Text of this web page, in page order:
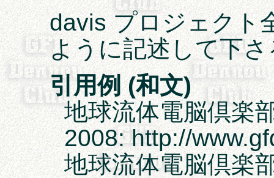
davis プロジェクト
ように記述して下
引用例 (和文)
地球流体電脳倶楽
2008: http://
地球流体電脳倶楽